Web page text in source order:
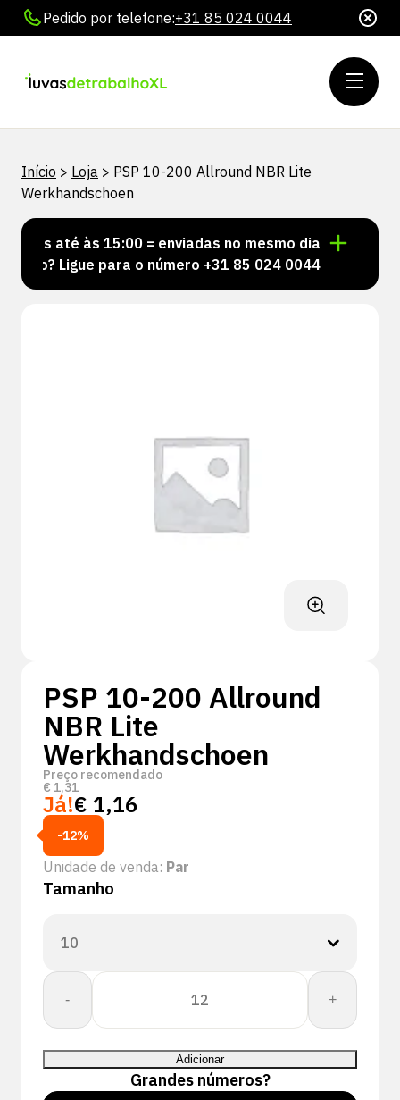
Pedido por telefone:+31 85 024 0044
Início > Loja > PSP 10-200 Allround NBR Lite
Werkhandschoen
até às 15:00 = enviadas no mesmo dia
Deseja
Ligue para o número +31 85 024 0044
PSP 10-200 Allround
NBR Lite
Werkhandschoen
Preço recomendado
€ 1,31
Já!€ 1,16
-12%
Unidade de venda: Par
Tamanho
-
Quantidade
PSP
10-
200
Allround
+
Adicionar
Grandes números?